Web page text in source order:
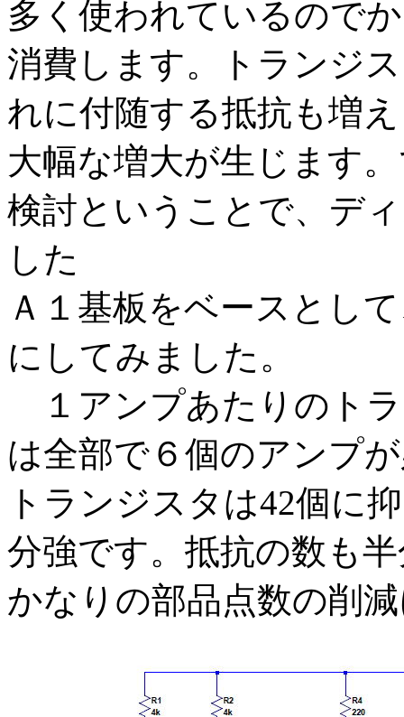
多く使われているので
消費します。トランジ
れに付随する抵抗も増
大幅な増大が生じます
検討ということで、デ
した
Ａ１基板をベースとし
にしてみました。
１アンプあたりのト
は全部で６個のアンプ
トランジスタは42個に
分強です。抵抗の数も
かなりの部品点数の削